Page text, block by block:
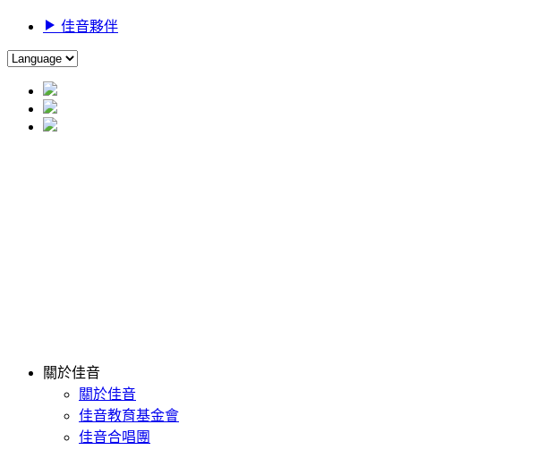
佳音夥伴
關於佳音
關於佳音
佳音教育基金會
佳音合唱團